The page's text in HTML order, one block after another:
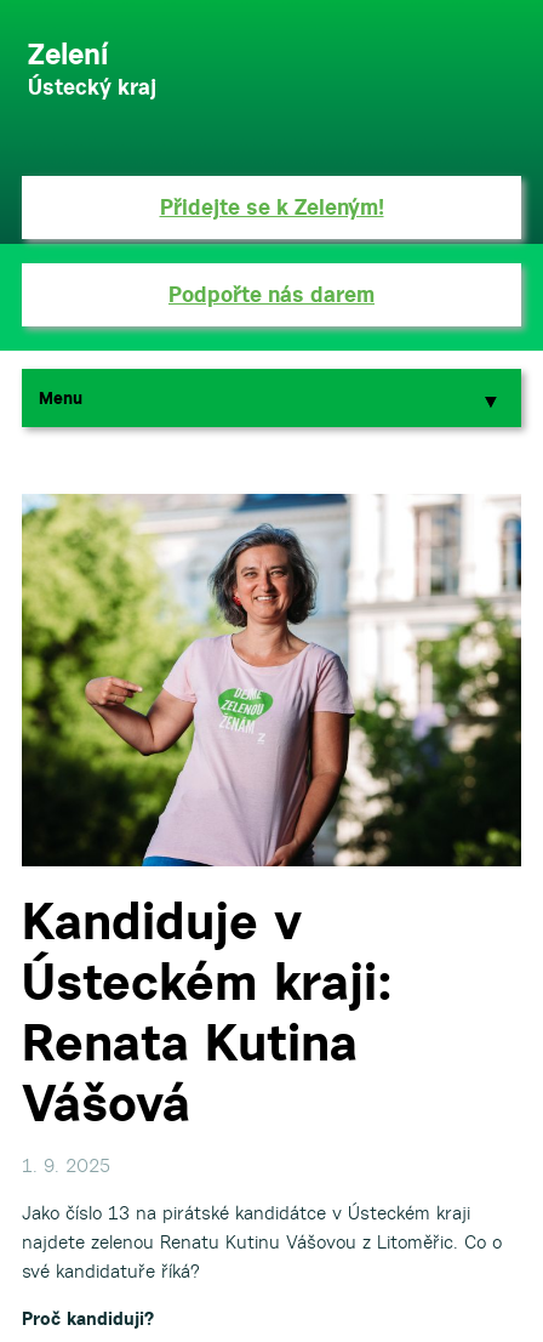
Zelení
Ústecký kraj
Přidejte se k Zeleným!
Podpořte nás darem
Menu ▼
▼
▼
▼
Kandiduje v
Ústeckém kraji:
Renata Kutina
Vášová
1. 9. 2025
Jako číslo 13 na pirátské kandidátce v Ústeckém kraji
najdete zelenou Renatu Kutinu Vášovou z Litoměřic. Co o
své kandidatuře říká?
Proč kandiduji?